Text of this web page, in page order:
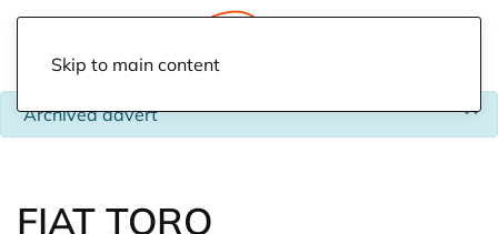
Skip to main content
×
info
Archived advert
FIAT TORO